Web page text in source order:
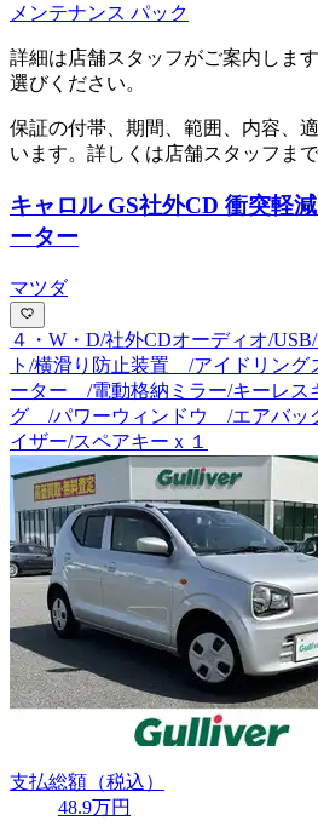
メンテナンス パック
詳細は店舗スタッフがご案内しま
選びください。
保証の付帯、期間、範囲、内容、
います。詳しくは店舗スタッフま
キャロル GS社外CD 衝突軽
ーター
マツダ
４・W・D/社外CDオーディオ/
ト/横滑り防止装置 /アイドリン
ーター /電動格納ミラー/キーレス
グ /パワーウィンドウ /エアバッ
イザー/スペアキーｘ１
支払総額 （税込）
48.9万円